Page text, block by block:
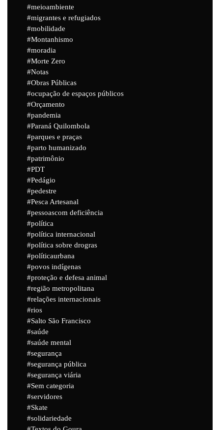
meioambiente
migrantes e refugiados
mobilidade
Montanhismo
moradia
Morte Zero
Notas
Obras Públicas
ocupação de espaços públicos
Orçamento
pandemia
Paraná Quilombola
parques e praças
parto humanizado
patrimônio
PDT
Pedágio
pedestre
Pesca Artesanal
pessoascom deficiência
política
política internacional
política sobre drogras
políticaurbana
povos indígenas
proteção e defesa animal
região metropolitana
relações internacionais
rios
Salto São Francisco
saúde
saúde mental
segurança
segurança pública
segurança viária
Sem categoria
servidores
Skate
solidariedade